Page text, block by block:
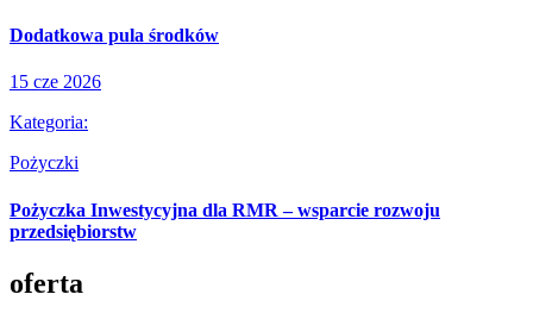
Dodatkowa pula środków
15 cze 2026
Kategoria:
Pożyczki
Pożyczka Inwestycyjna dla RMR – wsparcie rozwoju
przedsiębiorstw
oferta